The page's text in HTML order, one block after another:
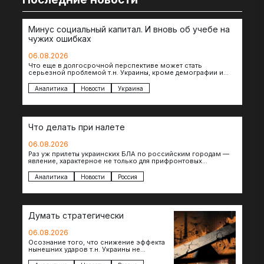
Минус социальный капитал. И вновь об учебе на
чужих ошибках
06.08.2026
Что еще в долгосрочной перспективе может стать
серьезной проблемой т.н. Украины, кроме демографии и
которых будет…
Аналитика Новости Украина
Что делать при налете
06.08.2026
Раз уж прилеты украинских БЛА по российским городам —
явление, характерное не только для прифронтовых
Аналитика Новости Россия
Думать стратегически
06.08.2026
Осознание того, что снижение эффекта
нынешних ударов т.н. Украины не